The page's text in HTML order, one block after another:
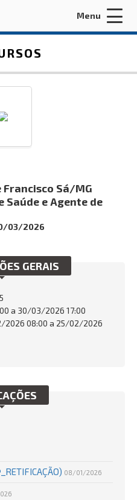
Menu
Sá/MG
Saúde e Agente de
03/2026
GERAIS
a 30/03/2026 17:00
2026 08:00 a 25/02/2026
08/01/2026